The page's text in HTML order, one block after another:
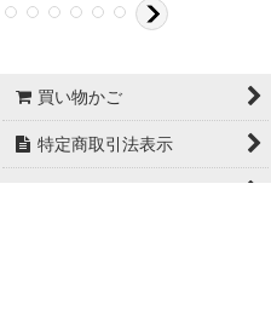
買い物かご
特定商取引法表示